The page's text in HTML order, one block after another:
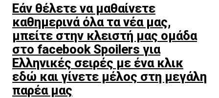
Εάν θέλετε να μαθαίνετε
καθημερινά όλα τα νέα μας,
μπείτε στην κλειστή μας ομάδα
στο facebook Spoilers για
Ελληνικές σειρές με ένα κλικ
εδώ και γίνετε μέλος στη μεγάλη
παρέα μας